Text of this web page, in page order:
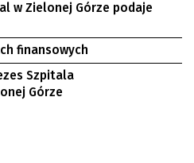
w Zielonej Górze podaje
finansowych
Szpitala
Górze